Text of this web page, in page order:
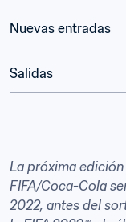
Nuevas entradas
Salidas
La próxima
FIFA/Coca-Cola
2022, antes del